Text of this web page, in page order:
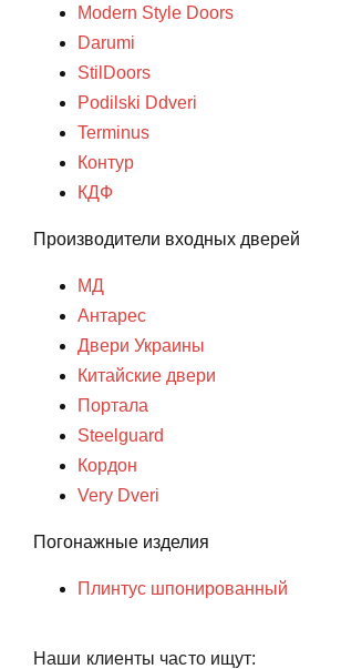
Modern Style Doors
Darumi
StilDoors
Podilski Ddveri
Terminus
Контур
КДФ
Производители входных дверей
МД
Антарес
Двери Украины
Китайские двери
Портала
Steelguard
Кордон
Very Dveri
Погонажные изделия
Плинтус шпонированный
Наши клиенты часто ищут: